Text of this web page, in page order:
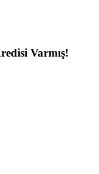
Varmış!